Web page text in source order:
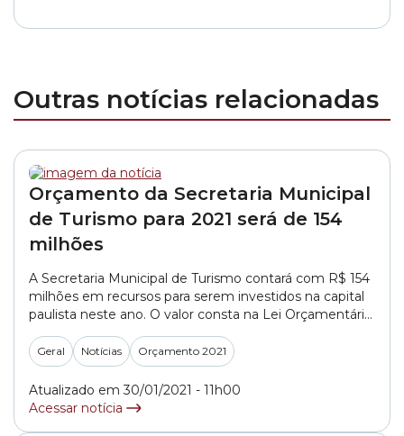
Outras notícias relacionadas
Orçamento da Secretaria Municipal
de Turismo para 2021 será de 154
milhões
A Secretaria Municipal de Turismo contará com R$ 154
milhões em recursos para serem investidos na capital
paulista neste ano. O valor consta na Lei Orçamentária
Anual 2021, aprovada no final de dezembro na Câmara
Municipal de São Paulo. O PL (Projeto de Lei)
643/2020, de autoria do Poder Executivo, estimava R$
112,5 milhões em receitas... »
Geral Notícias Orçamento 2021
Atualizado em 30/01/2021 - 11h00
Acessar notícia